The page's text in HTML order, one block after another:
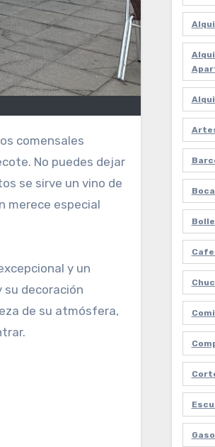
No puedes dejar
se sirve un vino de
merece especial
y un
su decoración
de su atmósfera,